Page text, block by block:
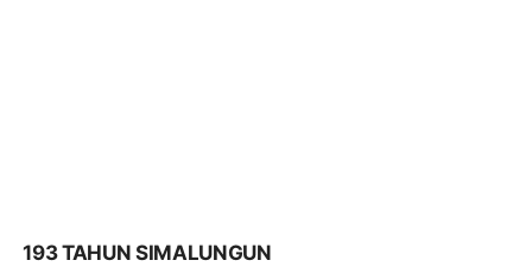
193 TAHUN SIMALUNGUN